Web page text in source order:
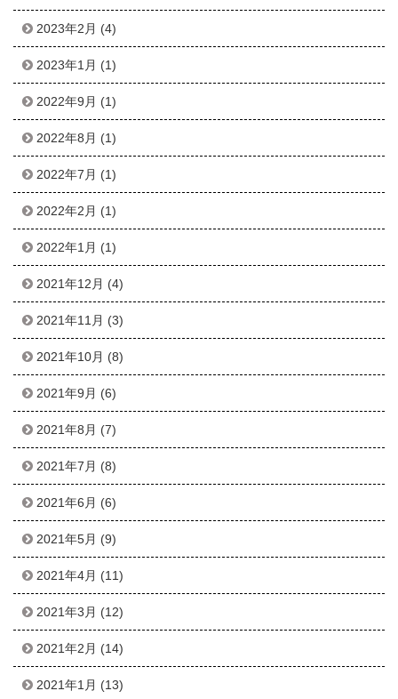
2023年2月 (4)
2023年1月 (1)
2022年9月 (1)
2022年8月 (1)
2022年7月 (1)
2022年2月 (1)
2022年1月 (1)
2021年12月 (4)
2021年11月 (3)
2021年10月 (8)
2021年9月 (6)
2021年8月 (7)
2021年7月 (8)
2021年6月 (6)
2021年5月 (9)
2021年4月 (11)
2021年3月 (12)
2021年2月 (14)
2021年1月 (13)